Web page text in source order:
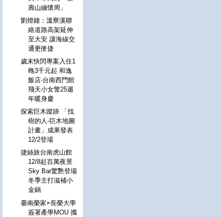
壽山緬懷周」
劉燈鐘：溫寮溪聯
絡道路高架延伸
至大安 讓海線交
通更便捷
歲末快閃專案入住1
晚3千元起 和逸
飯店‧台南西門館
飛天小女警25週
年暖身慶
探索巨木蹤跡 「找
樹的人-巨木地圖
計畫」成果發表
12/2登場
捷絲旅台南虎山館
12/8起百萬夜景
Sky Bar驚艷登場
冬季主打滋補小
金鍋
臺南榮家×長榮大學
簽署產學MOU 攜